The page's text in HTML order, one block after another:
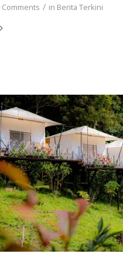
Comments / in Berita Terkini